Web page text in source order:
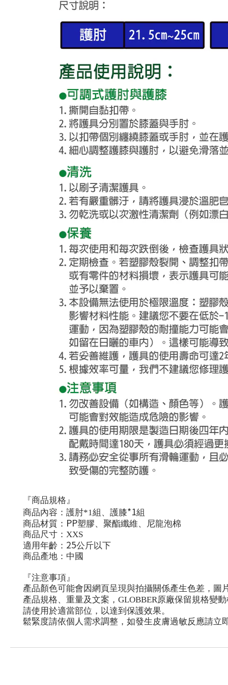
『商品規格』
商品內容：護肘*1組、護膝*1組
商品材質： PP塑膠、聚酯纖維、尼龍泡棉
商品尺寸： XXS
適用年齡： 25公斤以下
商品產地：中國
『注意事項』
產品顏色可能會因網頁呈現與拍攝關係產生色差，圖
產品規格、重量及文案， GLOBBER原廠保留規格變
請使用於適當部位，以達到保護效果。
鬆緊度請依個人需求調整，如發生皮膚過敏反應請立